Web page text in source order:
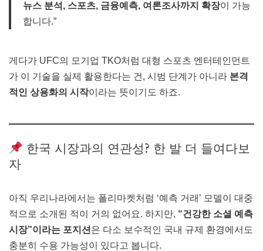
뉴스 분석, 스포츠, 금융예측, 여론조사까지 확장이 가능
합니다.”
게다가 UFC의 모기업 TKO처럼 대형 스포츠 엔터테인먼트
가 이 기술을 실제 활용한다는 건, 시범 단계가 아니라 본격
적인 상용화의 시작이라는 뜻이기도 하죠.
한국 시장과의 연관성? 한 발 더 들여다보
자
아직 우리나라에서는 폴리마켓처럼 ‘예측 거래’ 모델이 대중
적으로 소개된 적이 거의 없어요. 하지만, “건강한 소셜 예측
시장”이라는 포지션 은 다소 보수적인 국내 규제 환경에서도
충분히 수용 가능성이 있다고 봅니다.